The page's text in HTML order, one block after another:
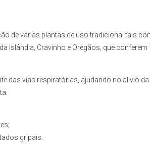
de várias plantas de uso tradicional tais
Islândia, Cravinho e Oregãos, que
das vias respiratórias, ajudando no alívio da
gripais.